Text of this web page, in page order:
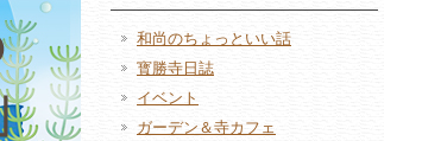
和尚のちょっといい話
寳勝寺日誌
イベント
ガーデン＆寺カフェ